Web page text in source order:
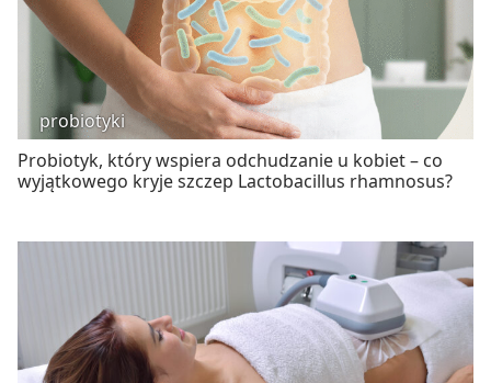
probiotyki
Probiotyk, który wspiera odchudzanie u kobiet – co
wyjątkowego kryje szczep Lactobacillus rhamnosus?